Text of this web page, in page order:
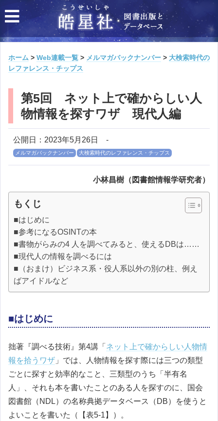
ホーム > Web連載一覧 > メルマガバックナンバー > 大検索時代の
レファレンス・チップス
第5回 ネット上で確からしい人
物情報を探すワザ 現代人編
公開日：2023年5月26日 -
メルマガバックナンバー 大検索時代のレファレンス・チップス
小林昌樹（図書館情報学研究者）
もくじ
■はじめに
■参考になるOSINTの本
■書物がらみの4 人を調べてみると、使えるDBは……
■現代人の情報を調べるには
■（おまけ）ビジネス系・役人系以外の別の柱、例え
ばアイドルなど
■はじめに
拙著『調べる技術』第4講「 ネット上で確からしい人物情
報を拾うワザ 」では、人物情報を探す際には三つの類型
ごとに探すと効率的なこと、三類型のうち「半有名
人」、それも本を書いたことのある人を探すのに、国会
図書館（NDL）の名称典拠データベース（DB）を使うと
よいことを書いた（【表5-1】）。